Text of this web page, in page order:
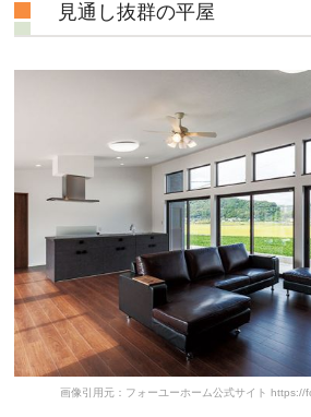
見通し抜群の平屋
画像引用元：フォーユーホーム公式サイト